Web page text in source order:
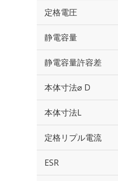
定格電圧
静電容量
静電容量許容差
本体寸法⌀ D
本体寸法L
定格リプル電流
ESR